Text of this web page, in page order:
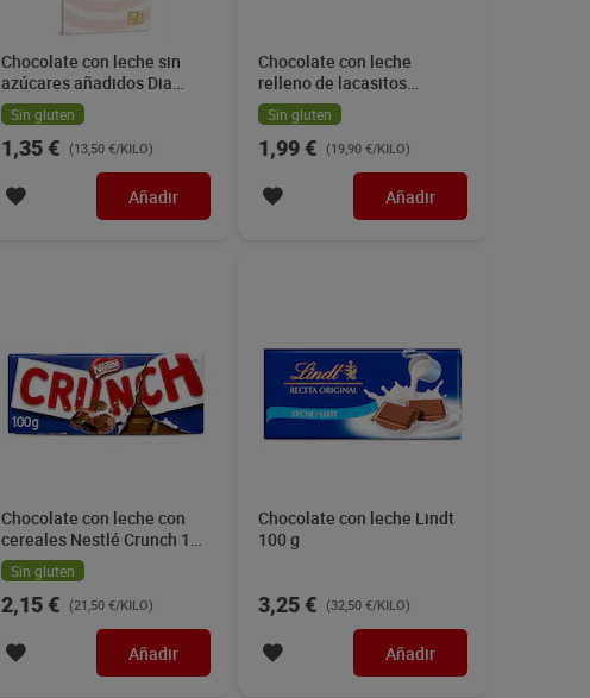
Chocolate con leche sin
azúcares añadidos Dia
Temptation 100 g
Sin gluten
1,35 € (13,50 €/KILO)
Añadir
Chocolate con leche
relleno de lacasitos
Lacasitos 100 g
Sin gluten
1,99 € (19,90 €/KILO)
Añadir
Chocolate con leche con
cereales Nestlé Crunch 100
gSin gluten
2,15 € (21,50 €/KILO)
Añadir
Chocolate con leche Lindt
100 g
3,25 € (32,50 €/KILO)
Añadir